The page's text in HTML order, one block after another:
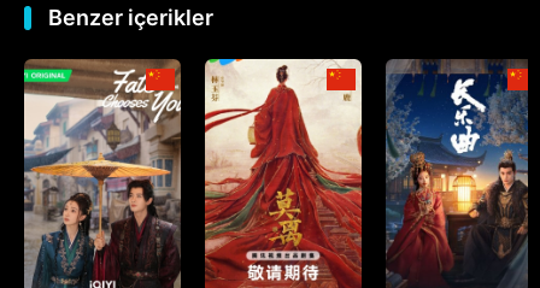
15. Bölüm
16. Bölüm
17. Bölüm
18. Bölüm
19. Bölüm
Benzer içerikler